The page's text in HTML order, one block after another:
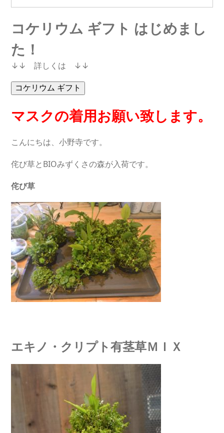
コケリウム ギフト はじめまし
た！
↓↓ 詳しくは ↓↓
マスクの着用お願い致します。
こんにちは、小野寺です。
侘び草とBIOみずくさの森が入荷です。
侘び草
エキノ・クリプト有茎草ＭＩＸ